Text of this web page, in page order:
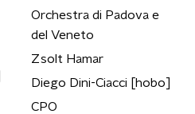
Orchestra di Padova e
del Veneto
Zsolt Hamar
Diego Dini-Ciacci [hobo]
CPO